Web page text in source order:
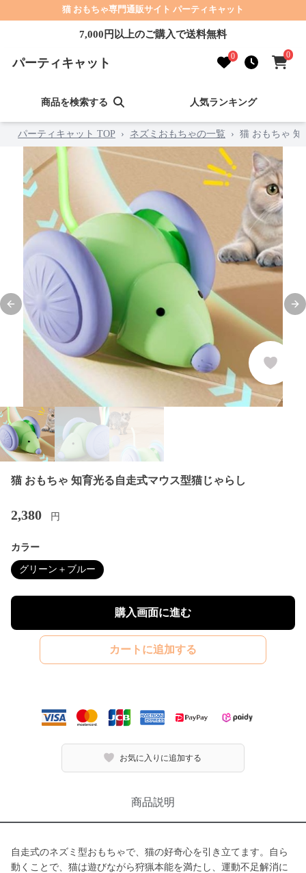
猫 おもちゃ専門通販サイト パーティキャット
7,000円以上のご購入で送料無料
パーティキャット 0 0
商品を検索する 人気ランキング
パーティキャット TOP › ネズミおもちゃの一覧 › 猫 おもちゃ 知
Previous slide
猫 おもちゃ 知育光る自走式マウス型猫じゃらし
2,380 円
カラー
グリーン＋ブルー
購入画面に進む
カートに追加する
お気に入りに追加する
商品説明
自走式のネズミ型おもちゃで、猫の好奇心を引き立てます。自ら
動くことで、猫は遊びながら狩猟本能を満たし、運動不足解消に